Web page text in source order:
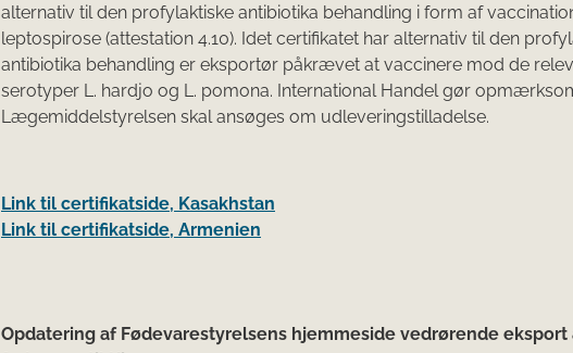
alternativ til den profylaktiske antibiotika behandling i form af
leptospirose (attestation 4.10). Idet certifikatet har alternativ til den
antibiotika behandling er eksportør påkrævet at vaccinere mod de
serotyper L. hardjo og L. pomona. International Handel gør
Lægemiddelstyrelsen skal ansøges om udleveringstilladelse.
Link til certifikatside, Kasakhstan
Link til certifikatside, Armenien
Opdatering af Fødevarestyrelsens hjemmeside vedrørende eksport